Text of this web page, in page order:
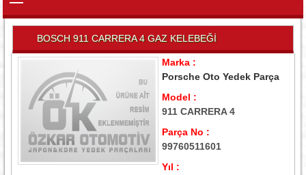
BOSCH 911 CARRERA 4 GAZ KELEBEĞİ
Marka :
Porsche Oto Yedek Parça
Model :
911 CARRERA 4
Parça No :
99760511601
Yıl :